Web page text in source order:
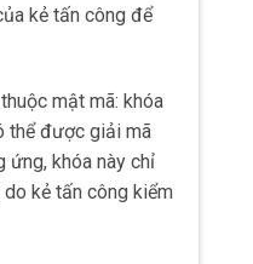
kẻ tấn công để
mật mã: khóa
thể được giải mã
ứng, khóa này chỉ
kẻ tấn công kiểm